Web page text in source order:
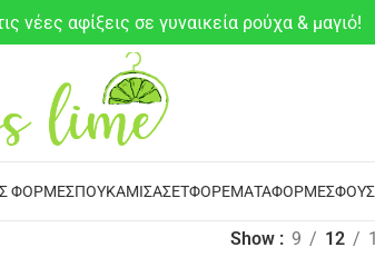
νέες αφίξεις σε γυναικεία ρούχα & μαγιό!
ΦΌΡΜΕΣΠΟΥΚΆΜΙΣΑΣΕΤΦΟΡΈΜΑΤΑΦΌΡΜΕΣ
Show 9 12